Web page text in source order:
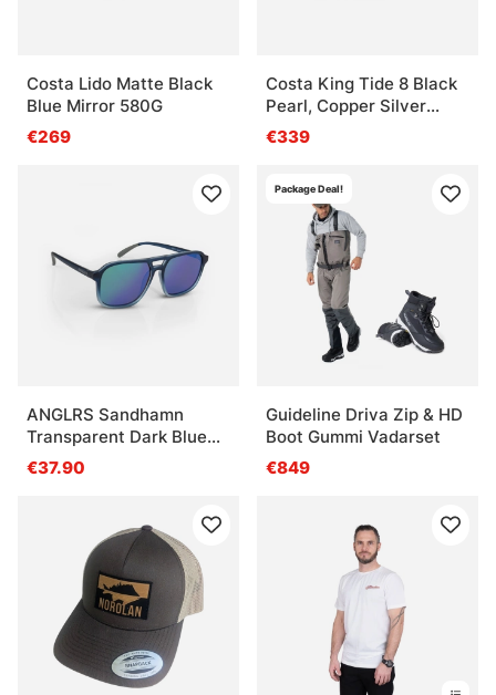
Costa Lido Matte Black
Blue Mirror 580G
€269
Costa King Tide 8 Black
Pearl, Copper Silver
Mirror 580g
€339
ANGLRS Sandhamn
Transparent Dark Blue
To Light Blue Gradient
€37.90
Package Deal!
Guideline Driva Zip & HD
Boot Gummi Vadarset
€849